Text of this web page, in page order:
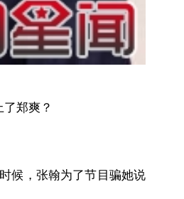
郑爽？
候，张翰为了节目骗她说